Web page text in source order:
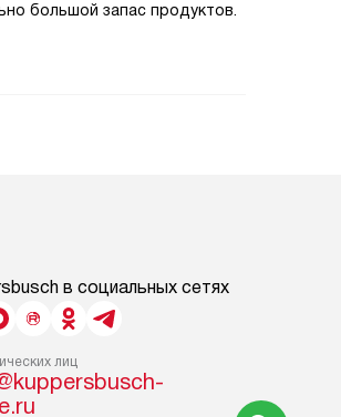
большой запас продуктов.
в социальных сетях
лиц